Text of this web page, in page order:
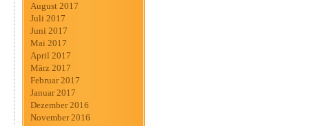
August 2017
Juli 2017
Juni 2017
Mai 2017
April 2017
März 2017
Februar 2017
Januar 2017
Dezember 2016
November 2016